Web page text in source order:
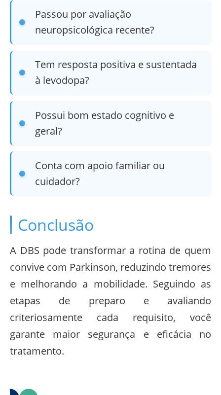
Passou por avaliação
neuropsicológica recente?
Tem resposta positiva e sustentada
à levodopa?
Possui bom estado cognitivo e
geral?
Conta com apoio familiar ou
cuidador?
Conclusão
A DBS pode transformar a rotina de quem
convive com Parkinson, reduzindo tremores
e melhorando a mobilidade. Seguindo as
etapas de preparo e avaliando
criteriosamente cada requisito, você
garante maior segurança e eficácia no
tratamento.